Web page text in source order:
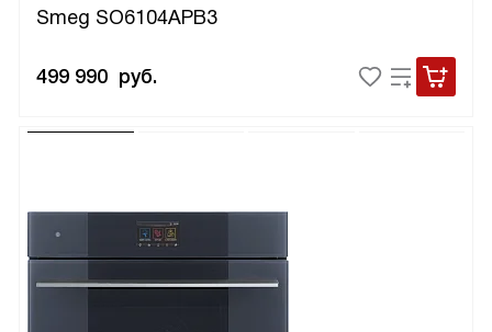
Smeg SO6104APB3
499 990 руб.